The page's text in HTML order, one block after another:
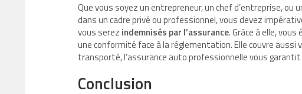
Que vous soyez un entrepreneur, un chef d’entreprise, ou
dans un cadre privé ou professionnel, vous devez
vous serez indemnisés par l’assurance. Grâce à elle,
une conformité face à la réglementation. Elle couvre
transporté, l’assurance auto professionnelle vous
Conclusion